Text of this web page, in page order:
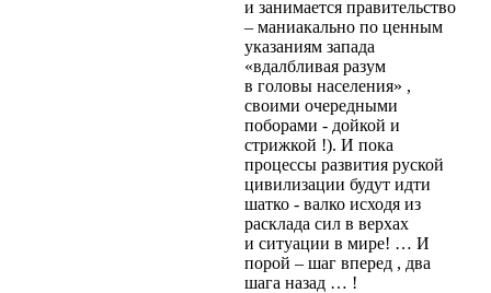
и занимается правительство
– маниакально по ценным
указаниям запада
«вдалбливая разум
в головы населения» ,
своими очередными
поборами - дойкой и
стрижкой !). И пока
процессы развития руской
цивилизации будут идти
шатко - валко исходя из
расклада сил в верхах
и ситуации в мире! … И
порой – шаг вперед , два
шага назад … !